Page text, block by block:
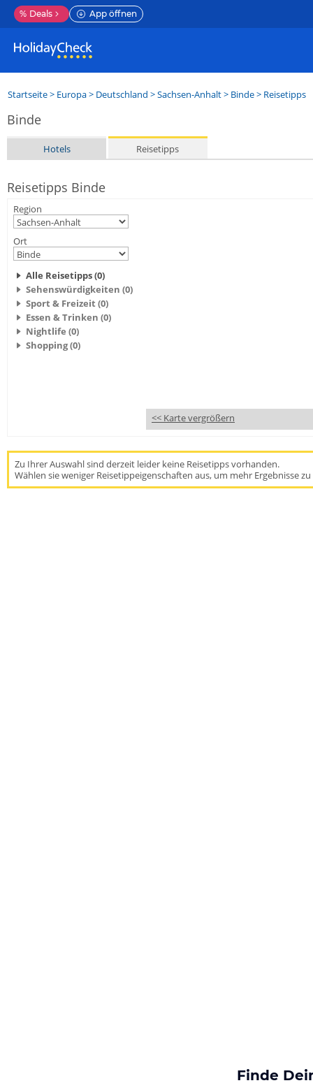
% Deals App öffnen
Startseite> Europa> Deutschland >Sachsen-Anhalt> Binde> Reisetipps
Binde
Hotels Reisetipps
Reisetipps Binde
Region
Ort
Alle Reisetipps (0)
Sehenswürdigkeiten (0)
Sport & Freizeit (0)
Essen & Trinken (0)
Nightlife (0)
Shopping (0)
<< Karte vergrößern
Zu Ihrer Auswahl sind derzeit leider keine Reisetipps vorhanden.
Wählen sie weniger Reisetippeigenschaften aus, um mehr Ergebnisse
Finde